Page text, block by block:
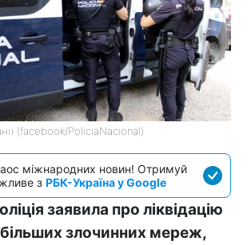
(facebook/PoliciaNacional)
міжнародних новин! Отримуй
з РБК-Україна у Google
заявила про ліквідацію
злочинних мереж,